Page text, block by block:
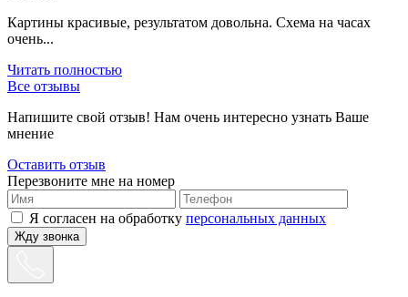
Картины красивые, результатом довольна. Схема на часах
очень...
Читать полностью
Все отзывы
Напишите свой отзыв! Нам очень интересно узнать Ваше
мнение
Оставить отзыв
Перезвоните мне на номер
Я согласен на обработку персональных данных
Жду звонка